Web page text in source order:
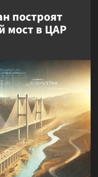
построят
мост в ЦАР